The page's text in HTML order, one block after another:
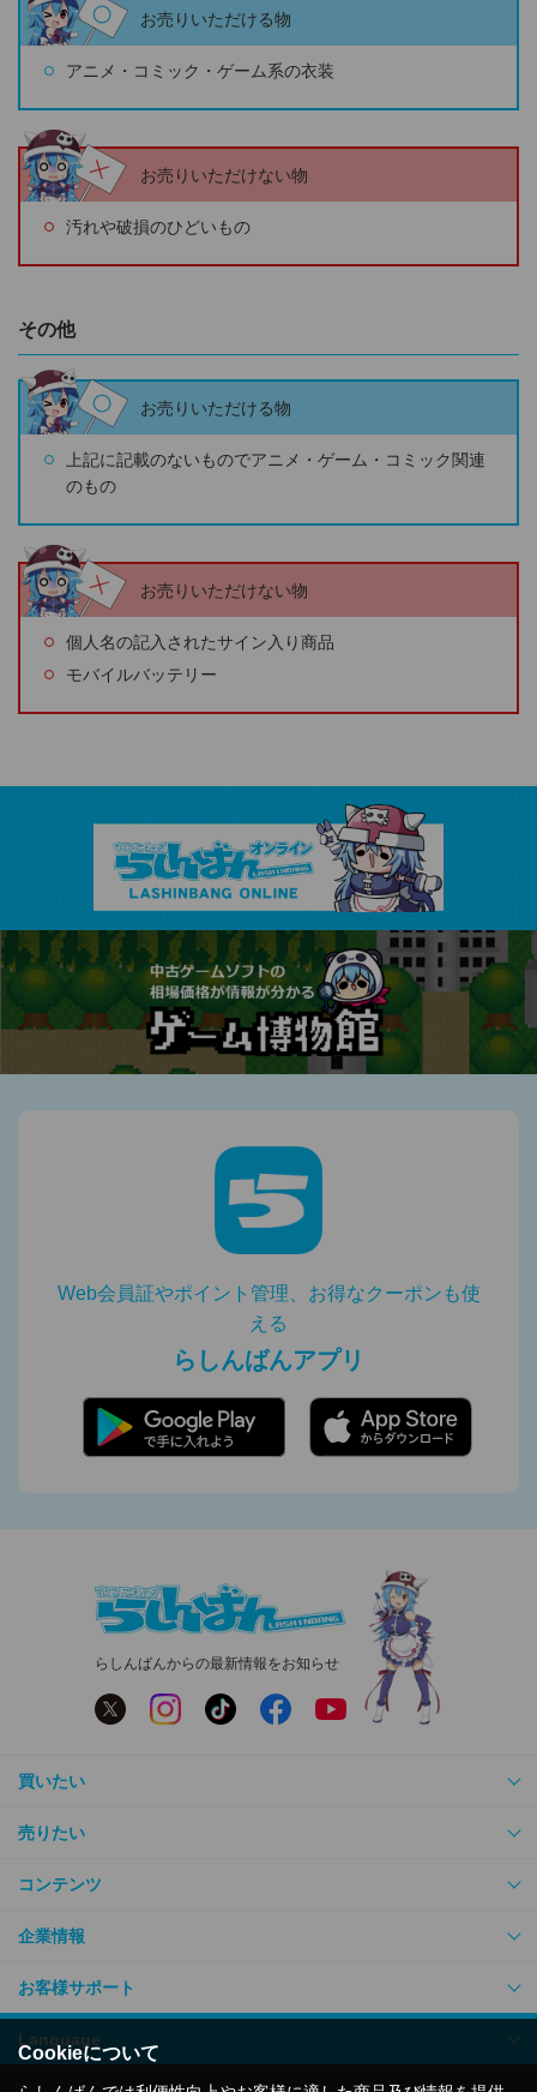
お売りいただける物
アニメ・コミック・ゲーム系の衣装
お売りいただけない物
汚れや破損のひどいもの
その他
お売りいただける物
上記に記載のないものでアニメ・ゲーム・コミック関連
のもの
お売りいただけない物
個人名の記入されたサイン入り商品
モバイルバッテリー
Cookieについて
Web会員証やポイント管理、お得なクーポンも使
える
らしんばんアプリ
らしんばんからの最新情報をお知らせ
買いたい
売りたい
コンテンツ
企業情報
お客様サポート
Language